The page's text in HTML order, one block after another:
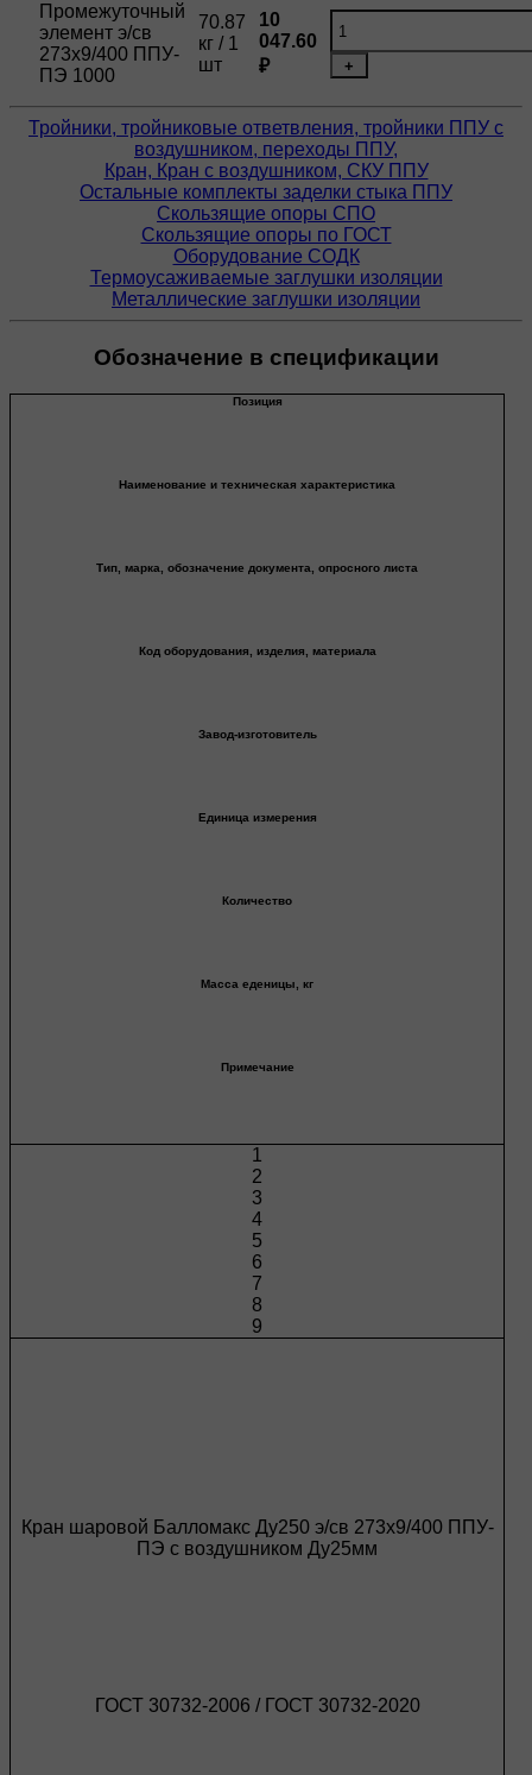
Промежуточный
элемент э/св
273х9/400 ППУ-
ПЭ 1000
70.87
кг / 1
шт
10
047.60
₽
+
Тройники, тройниковые ответвления, тройники ППУ с
воздушником, переходы ППУ,
Кран, Кран с воздушником, СКУ ППУ
Остальные комплекты заделки стыка ППУ
Скользящие опоры СПО
Скользящие опоры по ГОСТ
Оборудование СОДК
Термоусаживаемые заглушки изоляции
Металлические заглушки изоляции
Обозначение в спецификации
Позиция
Наименование и техническая характеристика
Тип, марка, обозначение документа, опросного листа
Код оборудования, изделия, материала
Завод-изготовитель
Единица измерения
Количество
Масса еденицы, кг
Примечание
1
2
3
4
5
6
7
8
9
Кран шаровой Балломакс Ду250 э/св 273х9/400 ППУ-
ПЭ с воздушником Ду25мм
ГОСТ 30732-2006 / ГОСТ 30732-2020